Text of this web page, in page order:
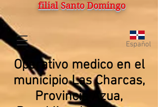
filial Santo Domingo
Español
Operativo medico en el
municipio Las Charcas,
Provincia Azua,